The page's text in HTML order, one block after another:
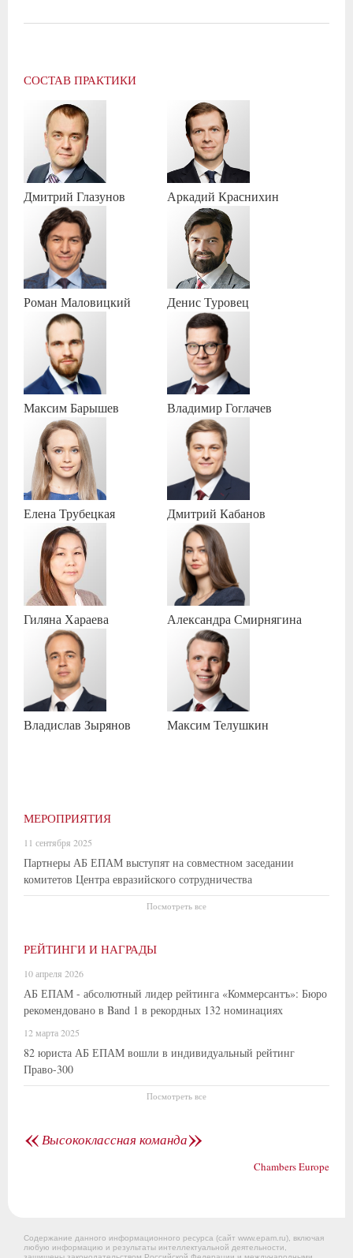
СОСТАВ ПРАКТИКИ
Дмитрий Глазунов Аркадий Краснихин
Роман Маловицкий ДенисТуровец
МаксимБарышев ВладимирГоглачев
Елена Трубецкая Дмитрий Кабанов
Гиляна Хараева Александра Смирнягина
Владислав Зырянов МаксимТелушкин
МЕРОПРИЯТИЯ
11 сентября 2025
Партнеры АБ ЕПАМ выступят на совместном заседании
комитетов Центра евразийского сотрудничества
Посмотреть все
РЕЙТИНГИ И НАГРАДЫ
10 апреля 2026
АБ ЕПАМ - абсолютный лидер рейтинга «Коммерсантъ»: Бюро
рекомендовано в Band 1 в рекордных 132 номинациях
12 марта 2025
82 юриста АБ ЕПАМ вошли в индивидуальный рейтинг
Право-300
Посмотреть все
«Высококлассная команда»
Chambers Europe
Содержание данного информационного ресурса (сайт www.epam.ru), включая
любую информацию и результаты интеллектуальной деятельности,